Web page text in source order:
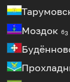
Моздок 63